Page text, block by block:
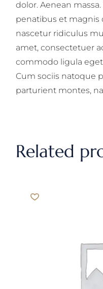
dolor. Aenean
penatibus et magnis
nascetur ridiculus
amet, consectetuer
commodo ligula
Cum sociis natoque
parturient montes,
Related